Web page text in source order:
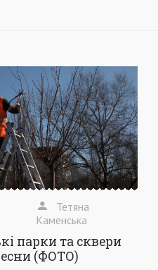
Тетяна
Каменська
парки та сквери
(ФОТО)